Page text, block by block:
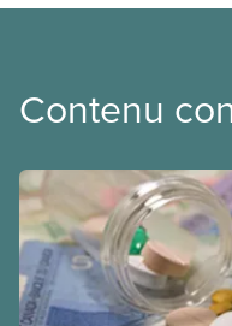
Contenu